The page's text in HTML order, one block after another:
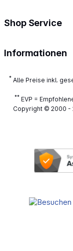
Shop Service
Informationen
* Alle Preise inkl.
**EVP =
Copyright © 2000 -